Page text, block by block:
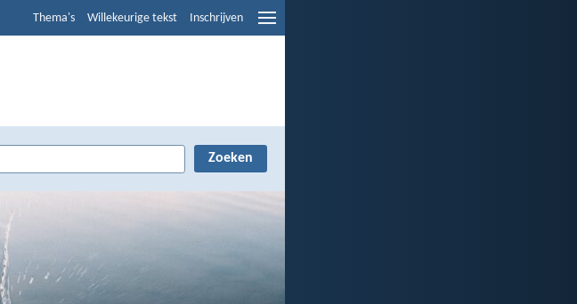
Thema's Willekeurige tekst Inschrijven